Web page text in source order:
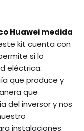
Huawei medida
kit cuenta con
si lo
eléctrica.
que produce y
que
del inversor y nos
instalaciones